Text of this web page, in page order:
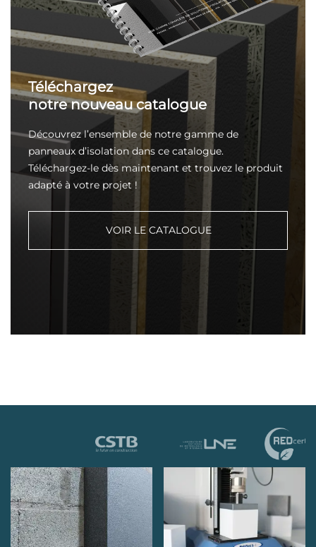
Téléchargez
notre nouveau catalogue
Découvrez l’ensemble de notre gamme de
panneaux d’isolation dans ce catalogue.
Téléchargez-le dès maintenant et trouvez le produit
adapté à votre projet !
VOIR LE CATALOGUE